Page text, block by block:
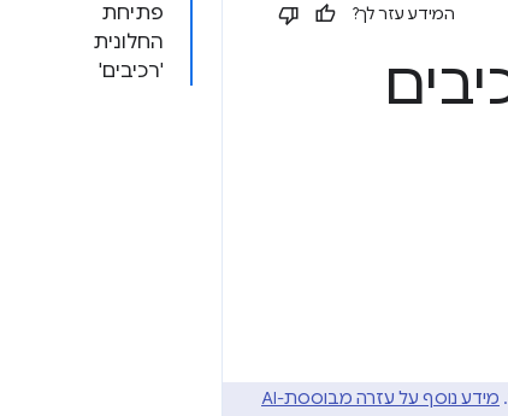
פתיחת
החלונית
'רכיבים'
המידע עזר לך?
מידע נוסף על עזרה מבוססת-AI